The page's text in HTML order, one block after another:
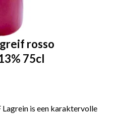
rosso
75cl
is een karaktervolle